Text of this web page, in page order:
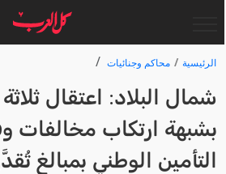
الرئيسية محاكم وجنائيات
شمال البلاد: اعتقال
بشبهة ارتكاب مخالفات
التأمين الوطني بمبالغ